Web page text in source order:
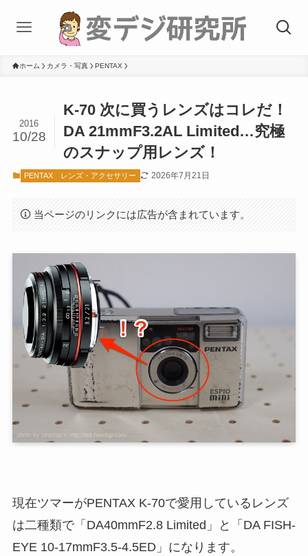
ホーム カメラ・写真 PENTAX
K-70 次に買うレンズはコレだ！
DA 21mmF3.2AL Limited…究極
のスナップ用レンズ！
2016
10/28
PENTAX レンズ・アクセサリー 2026年7月21日
当ページのリンクには広告が含まれています。
現在ツマーがPENTAX K-70で愛用しているレンズ
は二種類で「DA40mmF2.8 Limited」と「DA FISH-
EYE 10-17mmF3.5-4.5ED」になります。